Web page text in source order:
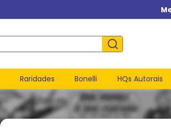
Raridades Bonelli HQs Autorais